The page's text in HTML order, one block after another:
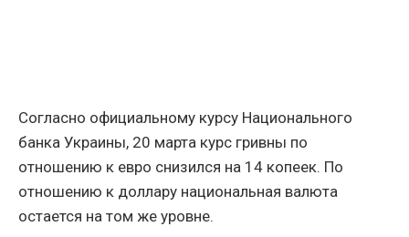
Согласно официальному курсу Национального
банка Украины, 20 марта курс гривны по
отношению к евро снизился на 14 копеек. По
отношению к доллару национальная валюта
остается на том же уровне.